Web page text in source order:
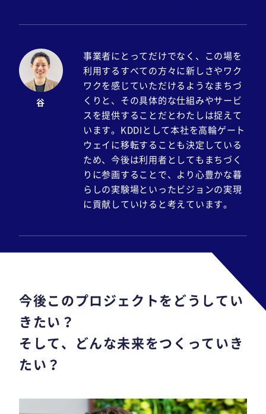
谷
事業者にとってだけでなく、この場を
利用するすべての方々に新しさやワク
ワクを感じていただけるようなまちづ
くりと、その具体的な仕組みやサービ
スを提供することだとわたしは捉えて
います。KDDIとして本社を高輪ゲート
ウェイに移転することも決定している
ため、今後は利用者としてもまちづく
りに参画することで、より心豊かな暮
らしの実験場といったビジョンの実現
に貢献していけると考えています。
今後このプロジェクトをどうしてい
きたい？
そして、どんな未来をつくっていき
たい？